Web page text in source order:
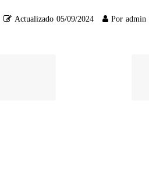
Actualizado 05/09/2024 Por admin